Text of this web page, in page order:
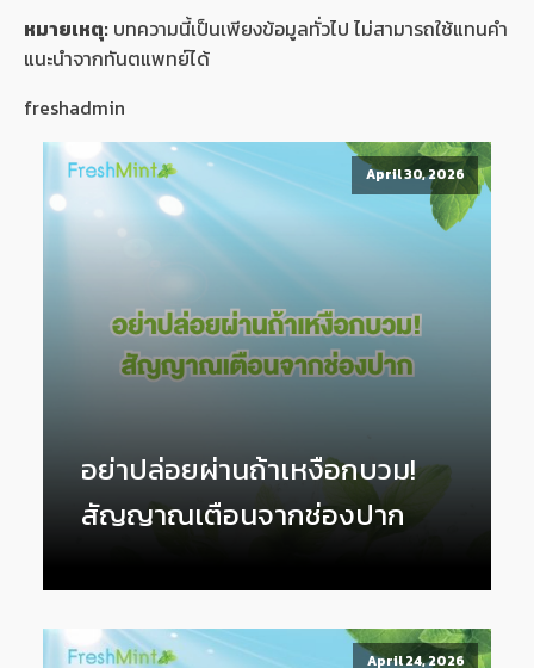
หมายเหตุ: บทความนี้เป็นเพียงข้อมูลทั่วไป ไม่สามารถใช้แทนคำ
แนะนำจากทันตแพทย์ได้
freshadmin
April 30, 2026
อย่าปล่อยผ่านถ้าเหงือกบวม!
สัญญาณเตือนจากช่องปาก
April 24, 2026